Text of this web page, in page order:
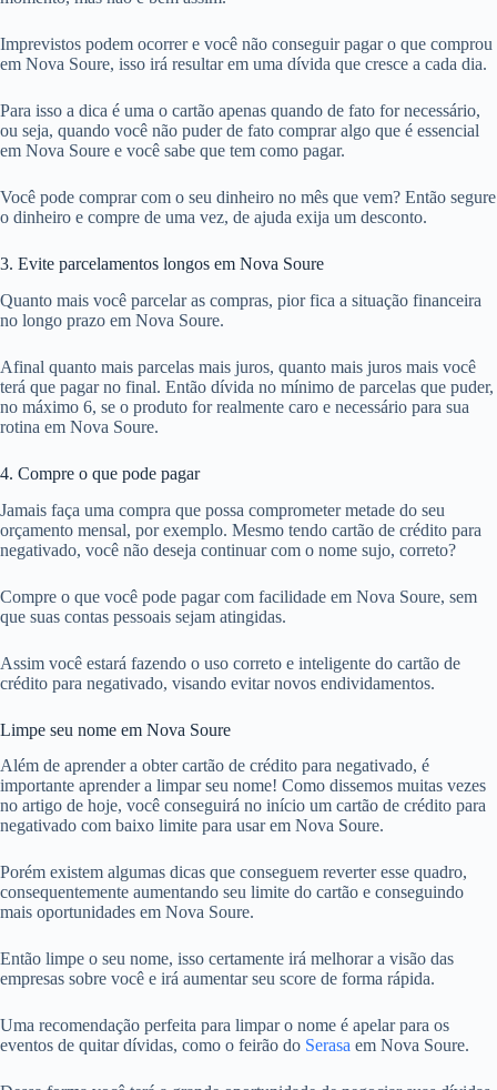
Imprevistos podem ocorrer e você não conseguir pagar o que comprou
em Nova Soure, isso irá resultar em uma dívida que cresce a cada dia.
Para isso a dica é uma o cartão apenas quando de fato for necessário,
ou seja, quando você não puder de fato comprar algo que é essencial
em Nova Soure e você sabe que tem como pagar.
Você pode comprar com o seu dinheiro no mês que vem? Então segure
o dinheiro e compre de uma vez, de ajuda exija um desconto.
3. Evite parcelamentos longos em Nova Soure
Quanto mais você parcelar as compras, pior fica a situação financeira
no longo prazo em Nova Soure.
Afinal quanto mais parcelas mais juros, quanto mais juros mais você
terá que pagar no final. Então dívida no mínimo de parcelas que puder,
no máximo 6, se o produto for realmente caro e necessário para sua
rotina em Nova Soure.
4. Compre o que pode pagar
Jamais faça uma compra que possa comprometer metade do seu
orçamento mensal, por exemplo. Mesmo tendo cartão de crédito para
negativado, você não deseja continuar com o nome sujo, correto?
Compre o que você pode pagar com facilidade em Nova Soure, sem
que suas contas pessoais sejam atingidas.
Assim você estará fazendo o uso correto e inteligente do cartão de
crédito para negativado, visando evitar novos endividamentos.
Limpe seu nome em Nova Soure
Além de aprender a obter cartão de crédito para negativado, é
importante aprender a limpar seu nome! Como dissemos muitas vezes
no artigo de hoje, você conseguirá no início um cartão de crédito para
negativado com baixo limite para usar em Nova Soure.
Porém existem algumas dicas que conseguem reverter esse quadro,
consequentemente aumentando seu limite do cartão e conseguindo
mais oportunidades em Nova Soure.
Então limpe o seu nome, isso certamente irá melhorar a visão das
empresas sobre você e irá aumentar seu score de forma rápida.
Uma recomendação perfeita para limpar o nome é apelar para os
eventos de quitar dívidas, como o feirão do Serasa em Nova Soure.